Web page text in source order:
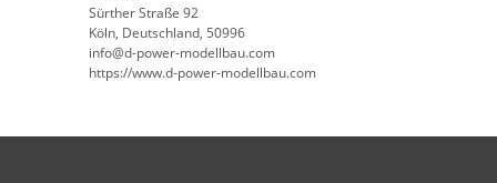
Sürther Straße 92
Köln, Deutschland, 50996
info@d-power-modellbau.com
https://www.d-power-modellbau.com